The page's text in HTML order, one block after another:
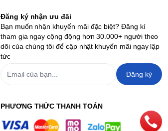
Đăng ký nhận ưu đãi
Bạn muốn nhận khuyến mãi đặc biệt? Đăng kí
tham gia ngay cộng động hơn 30.000+ người theo
dõi của chúng tôi để cập nhật khuyến mãi ngay lập
tức
Đăng ký
PHƯƠNG THỨC THANH TOÁN